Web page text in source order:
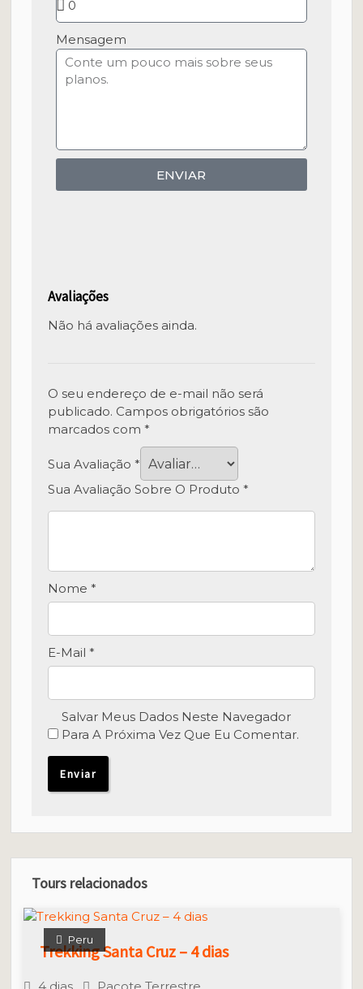
Mensagem
ENVIAR
Avaliações
Não há avaliações ainda.
O seu endereço de e-mail não será
publicado. Campos obrigatórios são
marcados com *
Sua Avaliação *
Sua Avaliação Sobre O Produto *
Nome *
E-Mail *
Salvar Meus Dados Neste Navegador
Para A Próxima Vez Que Eu Comentar.
Tours relacionados
Peru
Trekking Santa Cruz – 4 dias